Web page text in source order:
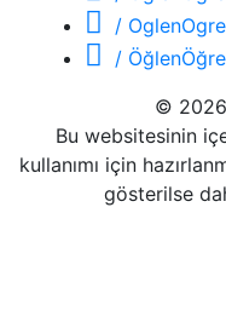
/
/
© 2026
Bu websitesinin
kullanımı için
gösterilse